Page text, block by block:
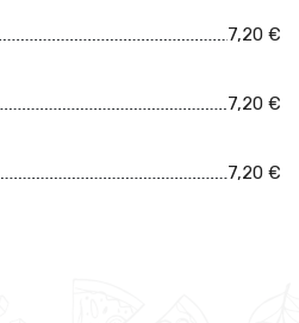
7,20 €
7,20 €
7,20 €